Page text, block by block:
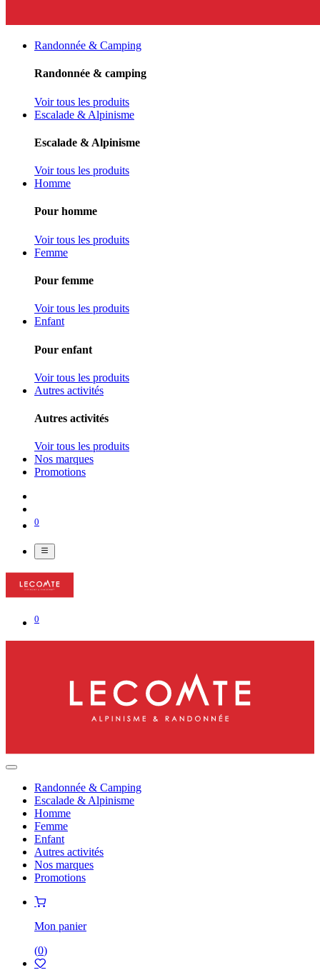
Randonnée & Camping
Randonnée & camping
Voir tous les produits
Escalade & Alpinisme
Escalade & Alpinisme
Voir tous les produits
Homme
Pour homme
Voir tous les produits
Femme
Pour femme
Voir tous les produits
Enfant
Pour enfant
Voir tous les produits
Autres activités
Autres activités
Voir tous les produits
Nos marques
Promotions
0
0
Randonnée & Camping
Escalade & Alpinisme
Homme
Femme
Enfant
Autres activités
Nos marques
Promotions
Mon panier
(0)